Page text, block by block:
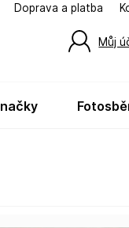
Doprava a platba
Můj
značky